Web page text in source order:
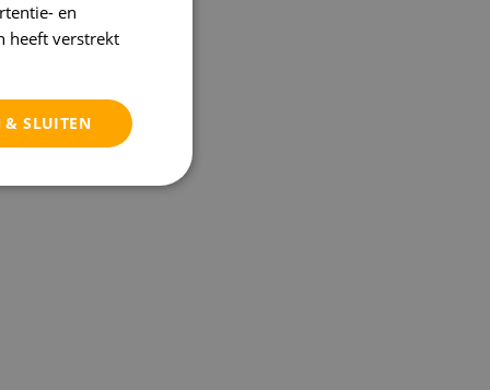
en
heeft verstrekt
& SLUITEN